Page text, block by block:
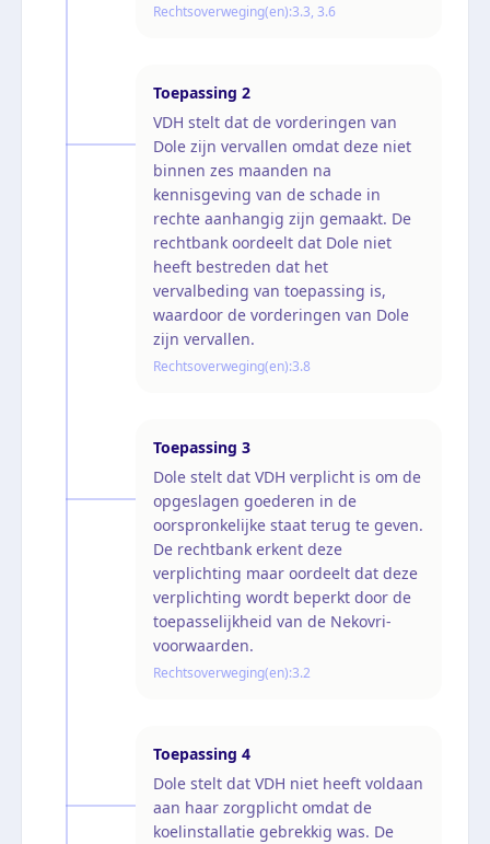
Rechtsoverweging(en):3.3, 3.6
Toepassing 2
VDH stelt dat de vorderingen van
Dole zijn vervallen omdat deze niet
binnen zes maanden na
kennisgeving van de schade in
rechte aanhangig zijn gemaakt. De
rechtbank oordeelt dat Dole niet
heeft bestreden dat het
vervalbeding van toepassing is,
waardoor de vorderingen van Dole
zijn vervallen.
Rechtsoverweging(en):3.8
Toepassing 3
Dole stelt dat VDH verplicht is om de
opgeslagen goederen in de
oorspronkelijke staat terug te geven.
De rechtbank erkent deze
verplichting maar oordeelt dat deze
verplichting wordt beperkt door de
toepasselijkheid van de Nekovri-
voorwaarden.
Rechtsoverweging(en):3.2
Toepassing 4
Dole stelt dat VDH niet heeft voldaan
aan haar zorgplicht omdat de
koelinstallatie gebrekkig was. De